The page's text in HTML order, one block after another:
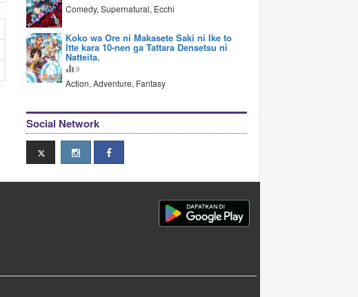
Comedy, Supernatural, Ecchi
Koko wa Ore ni Makasete Saki ni Ike to
Itte kara 10-nen ga Tattara Densetsu ni
Natteita.
8
Action, Adventure, Fantasy
Social Network